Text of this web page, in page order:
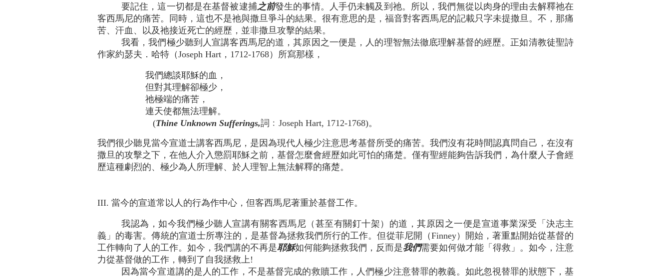
要記住，這一切都是在基督被逮捕之前發生的事情。人手仍未觸及到祂。所以，我們無從以肉身的理由去解釋祂在
客西馬尼的痛苦。同時，這也不是祂與撒旦爭斗的結果。很有意思的是，福音對客西馬尼的記載只字未提撒旦。不，那痛
苦、汗血、以及祂接近死亡的經歷，並非撒旦攻擊的結果。
我看，我們極少聽到人宣講客西馬尼的道，其原因之一便是，人的理智無法徹底理解基督的經歷。正如清教徒聖詩
作家約瑟夫．哈特（Joseph Hart，1712-1768）所寫那樣，
我們總談耶穌的血，
但對其理解卻極少，
祂極端的痛苦，
連天使都無法理解。
(Thine Unknown Sufferings,詞﹕Joseph Hart, 1712-1768)。
我們很少聽見當今宣道士講客西馬尼，是因為現代人極少注意思考基督所受的痛苦。我們沒有花時間認真問自己，在沒有
撒旦的攻擊之下，在他人介入懲罰耶穌之前，基督怎麼會經歷如此可怕的痛楚。僅有聖經能夠告訴我們，為什麼人子會經
歷這種劇烈的、極少為人所理解、於人理智上無法解釋的痛楚。
III. 當今的宣道常以人的行為作中心，但客西馬尼著重於基督工作。
我認為，如今我們極少聽人宣講有關客西馬尼（甚至有關釘十架）的道，其原因之一便是宣道事業深受「決志主
義」的毒害。傳統的宣道士所專注的，是基督為拯救我們所行的工作。但從菲尼開（Finney）開始，著重點開始從基督的
工作轉向了人的工作。如今，我們講的不再是耶穌如何能夠拯救我們，反而是我們需要如何做才能「得救」。如今，注意
力從基督做的工作，轉到了自我拯救上!
因為當今宣道講的是人的工作，不是基督完成的救贖工作，人們極少注意替罪的教義。如此忽視替罪的狀態下，基